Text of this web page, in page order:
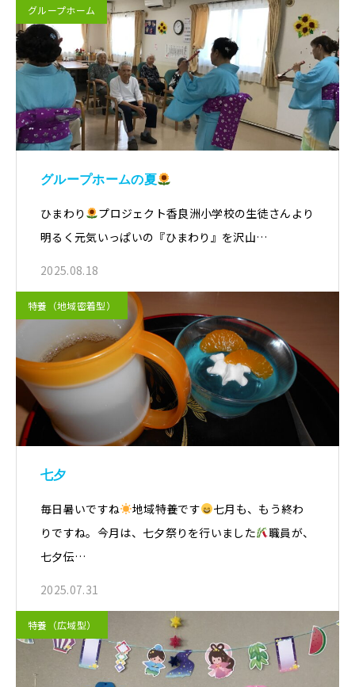
グループホーム
グループホームの夏
ひまわり
プロジェクト香良洲小学校の生徒さんより
明るく元気いっぱいの『ひまわり』を沢山…
2025.08.18
特養（地域密着型）
七夕
毎日暑いですね 地域特養です
七月も、もう終わ
りですね。今月は、七夕祭りを行いました
職員が、
七夕伝…
2025.07.31
特養（広域型）